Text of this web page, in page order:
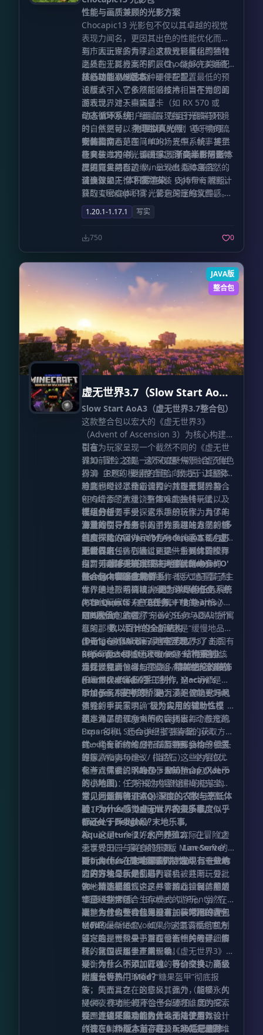
性能与画质兼顾的光影方案
Chocapic13 光影包不仅以其卓越的视觉
表现力闻名，更因其出色的性能优化而受
到广大玩家的青睐。这款光影模组的独特
之处在于其极高的扩展性，能够完美适配
从低端到高端的各种硬件配置。
与市面上许多为了追求极致轻量化而牺牲
画质的光影方案不同，Chocapic13 始终
坚持核心视觉品质。即便在配置最低的预
设模式下，它依然能够维持相当不错的画
面表现。对于中端显卡（如 RX 570 或
GTX 1060）用户而言，在运行高端预设
时，依然可以获得每秒 80 到 100 帧的流
畅体验；若是在简单的场景中，帧率甚至
能突破 120 帧，真正实现了高画质与流畅
度的完美共存。
核心功能 (V9版本)
该版本引入了多项前沿技术，旨在为您的
游戏世界注入真实感：
动态循环系统：细腻展现每日光照与环境
的自然更替。物理拟真光照：基于物理规
则的高动态范围（HDR）光照系统，提供
极具生命力的光影质感。渐变半影阴影：
模拟真实阴影边缘，呈现出柔和且自然的
过渡效果。体积雾渲染：支持带有阴影计
算的变密度体积雾，营造深邃的氛围感。
体积云技术：强化天空的立体层次，赋予
云层更真实的体积感。
度优化水体表现，包含水下雾气、实时反
射、焦散效果以及折射计算。
屏幕空间全
先进抗锯齿与重构
：集成高质量
时间抗锯齿与超分辨率重构技术 (TAA /
TAAU)，有效解决边缘闪烁问题。
多维度
环境支持
：提供下界与末地的定制化增
强，并完美适配各生物群系。
镜：包含泛光、景深以及自适应对比度锐
化滤镜，全面提升画面精致度。动态环境
交互：植被具备随风摇曳的效果，使世界
更具灵动性。 以及更多优化体验的内容。
安装指南
在安装过程中，请确保您的 Optifine 版本
已更新且与当前 Minecraft 版本兼容。安
装步骤如下：
请确保已先行下载并安装 Optifine 模组。
获取 Chocapic13 光影包的压缩文件。 启
动您的 Minecraft 游戏。 依次进入“选
项”、“视频设置”、“光影”，然后点击“光影
包文件夹”以打开文件目录。 将下载好的
光影包压缩文件直接拖入该文件夹中（请
戏内的光影设置界面，在列表中点击选中
该光影包即可启用。
1.20.1-1.17.1 写实
750 0
JAVA版
整合包
虚无世界3.7（Slow Start AoA
3）
Slow Start AoA3（虚无世界3.7整合包）
这款整合包以宏大的《虚无世界3》
（Advent of Ascension 3）为核心构建，
旨在为玩家呈现一个截然不同的《虚无世
界3》冒险之旅。这不仅是一款融合了角色
扮演（RPG）要素的冒险向作品，其整体
难度也经过了精心调控，并不苛刻。整合
包内增添了大量饶有趣味的独特玩法以及
详尽的任务手册，这本手册将作为具体的
游戏指南，为原本的游戏流程注入了新鲜
且多样化的活力。作为一个纯手工精心打
磨的模组包，它通过甄选一系列优质模
组，势必将为玩家带来一种前所未有的
Minecraft 体验。
引言
诚如前述，这是一款深度聚焦于《虚无世
界3》主题的模组整合包，致力于让玩家体
验到一个经过全新诠释的《虚无世界3》。
与此同时，本作定位为一款轻度冒险与
RPG结合的游戏，整体难度曲线平缓，非
常适合想要享受探索乐趣的玩家。为了丰
富游戏性，作者引入了许多趣味盎然的机
制和一本内容详尽的任务书。这本任务书
不仅仅是任务列表，更是一份具体的生存
指南，为单一的玩法注入了新鲜的多样
性。这个模组包完全由作者手工配置与制
作，通过一系列精挑细选的模组组合，将
为各位玩家带来一段别具一格的
Minecraft 旅程。
模组分析
海量的引导任务：指引你前进的方向。多
维度探险 (Advent of Ascension 3 / 虚
无世界3)：核心模组，提供主要的冒险舞
台。丰富多彩的世界与地貌 (Biomes O'
Plenty / 超多生物群系)：极大地丰富了主
世界的地形与植被。更为详尽的任务系统
(FTB Quests / FTB任务, FTB Teams /
FTB队伍)：构建了完善的任务与团队协作
框架。数以百计的全新结构
(DungeonsArise / 地牢浮现,
Repurposed Structures / 结构重制)：
让探索充满惊喜与挑战。精美绝伦的装饰
(Handcrafted / 手工制作, Macaw's
Bridges / 麦考的桥梁)：满足建筑党与风
景党的审美需求。极为实用的辅助性模
组：涵盖了 (Dynamic Lights / 动态光源,
Expanded Storage / 扩展存储, Just
Enough Items / 物品管理器, Jade / 抬头
显示, Waystones / 指路石），全方位优
化游戏体验。Xaero's Minimap (Xaero
的小地图)：它将成为你旅途中的忠实向
导，为你指明道路。深度的农牧与烹饪体
验 (Farmer's Delight / 农夫乐事,
Ender's Delight / 末地乐事,
Aquaculture 2 / 水产养殖2)：在冒险之
余享受田园与美食的乐趣。Lan Server
Properties (局域网联机特性)：旨在让你
能更好地与伙伴们进行联机，共同玩耍。
90+ 精选模组：这是一个精心控制体量的
轻量级整合包。
更新日志
（暂无具体更新条目，持续优化中）
整合包内容深度解析
本作是一款明确以 Mod：Advent of
Ascension 3（虚无世界3）为绝对核心主
题的整合包。
正如整合包的名称“Slow_Start AOA3”所寓
意的那样，本作的核心理念是“缓慢地品味
虚无”。这意味着玩家不应仅仅为了击杀
BOSS 而去机械地攻略 BOSS，而是应该
享受过程。
作者旨在打破玩家对《虚无世界3》的固有
刻板印象：即虚无不仅仅是一个只包含枯
燥打怪和刷 Boss 的模组，其内部蕴含的
乐趣其实丰富多彩。
为此，整合包增加了许多有趣的玩法机制
和一本极度详细的任务书，这一切都是为
了给予玩家更优质、更沉浸的 Minecraft
体验。
添加任务书的初衷，是为了不仅能更好地
引导新手玩家明确“现阶段应该做什么”，
更是为了梳理庞大的内容线索。
这本详尽的任务书不仅会列出每个维度的
Boss 名称，还会详细指引装备的获取方
式、稀有矿物的分布以及特殊结构的位置
等等。
每一个全新的维度，任务书都会给予相关
的探索指南与建议（当然，这些内容仅供
参考，探索的乐趣在于未知）。
有一点需要说明的是，目前整合包仍处于
测试阶段，任务书的内容构建尚未完全竣
工，还请各位玩家保持耐心，静待完善。
常见问题解答 (FAQ)
疑：为什么感觉虚无世界的很多维度似乎
都还处于开发阶段？
答：这是一个很好的问题。实际上，《虚
无世界3》一直在紧随原版 Minecraft 的
更新步伐。在这个漫长的过程中，重做的
旧内容和全新的创意内容会被逐渐、分批
次地添加到游戏中。尽管如此，目前的版
本已经非常适合生存模式的游玩。当然，
本整合包也会以此为基准，实时跟进虚无
世界的最新进度。如果你对其背后的机制
感兴趣，百科全书里面也有相关的详细解
释，建议去那里查阅一番！
疑：为什么在末地探索时，发现有一些地
方的方块显示是乱码？
答：请不必惊慌，这并非游戏错误。那是
“超多生物群系”（Biomes O' Plenty）在
末地生成的一种特殊群系——“侵蚀末地”
（Eviscerated Void）。这是该模组官方
设定的视觉效果，旨在营造一种破碎、崩
坏的氛围，属于正常现象。
疑：为什么整合包里没有加装常用的背包
Mod？
答：这是一个关于游戏平衡性的考量。传
统的背包模组会严重影响《虚无世界3》的
平衡体系。例如，背包的自动喂食功能会
让虚无世界中珍贵的“糖果盔甲”彻底报
废，失去其存在的意义；此外，能够永久
提供夜视功能的背包也会破坏维度的探索
氛围。这些因素都极大地动摇了游戏设计
的初衷。然而，为了顾及玩家的存储需
疑：为什么不添加匠魂、等价交换、高级
附魔台等热门 Mod？
答：简而言之，这些极其强力（超模）的
Mod，作者一概不会予以添加。因为它们
会严重破坏游戏的数值平衡与进度体验！
作者在制作理念上，最排斥的就是通过堆
疑：连锁采集功能为什么无法使用？
（注：0.3b版本前存在，0.3b后已删除，